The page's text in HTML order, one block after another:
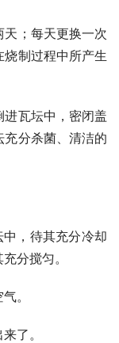
；每天更换一次
制过程中所产生
瓦坛中，密闭盖
分杀菌、清洁的
，待其充分冷却
分搅匀。
。
了。